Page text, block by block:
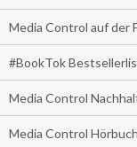
Media Control auf der
#BookTok
Media Control
Media Control